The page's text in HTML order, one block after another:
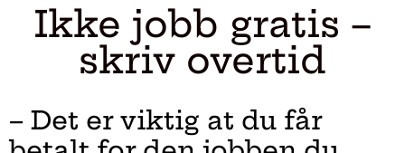
Ikke jobb gratis –
skriv overtid
– Det er viktig at du får